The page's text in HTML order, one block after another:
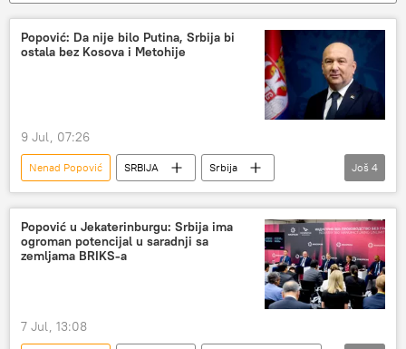
Popović: Da nije bilo Putina, Srbija bi
ostala bez Kosova i Metohije
9 Jul, 07:26
Nenad Popović SRBIJA
Srbija
Rusija
Kosovo i Metohija (KiM)
sankcije
Srbija – ekonomija
Još 4
Popović u Jekaterinburgu: Srbija ima
ogroman potencijal u saradnji sa
zemljama BRIKS-a
7 Jul, 13:08